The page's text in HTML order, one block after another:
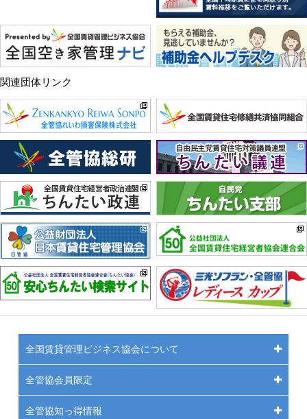
関連団体リンク
全国賃貸管理ビジネス協会について
全管協会員限定
全管協知っ得情報